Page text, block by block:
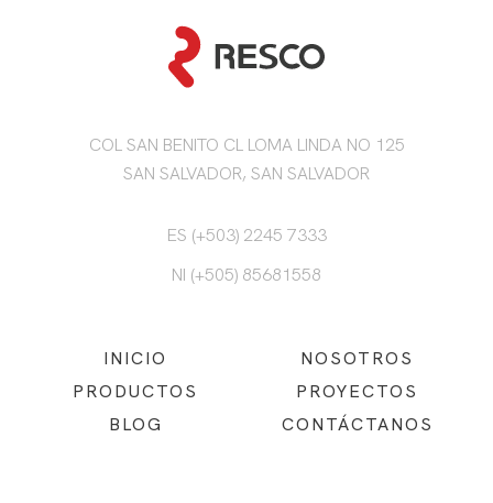
COL SAN BENITO CL LOMA LINDA NO 125
SAN SALVADOR, SAN SALVADOR
ES (+503) 2245 7333
NI (+505) 85681558
INICIO
NOSOTROS
PRODUCTOS
PROYECTOS
BLOG
CONTÁCTANOS